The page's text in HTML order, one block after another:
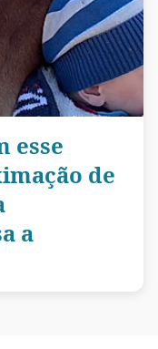
esse
de
a